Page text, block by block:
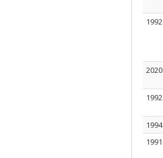
1992
2020
1992
1994
1991